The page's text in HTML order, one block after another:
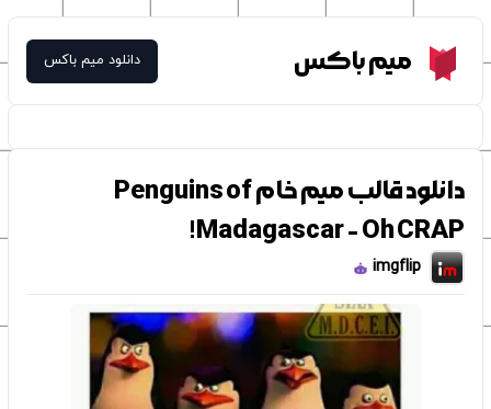
Meme Boxمیم باکس دانلود میم باکس
دانلود قالب میم خام Penguins of
Madagascar - Oh CRAP!
imgflip